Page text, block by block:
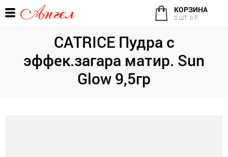
КОРЗИНА
0 ШТ. 0 Р.
CATRICE Пудра c
эффек.загара матир. Sun
Glow 9,5гр